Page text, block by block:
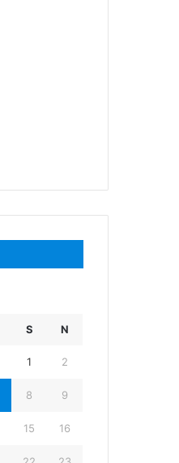
S N
1 2
8 9
15 16